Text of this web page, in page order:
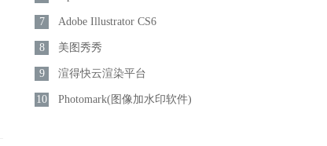
7 Adobe Illustrator CS6
8 美图秀秀
9 渲得快云渲染平台
10 Photomark(图像加水印软件)